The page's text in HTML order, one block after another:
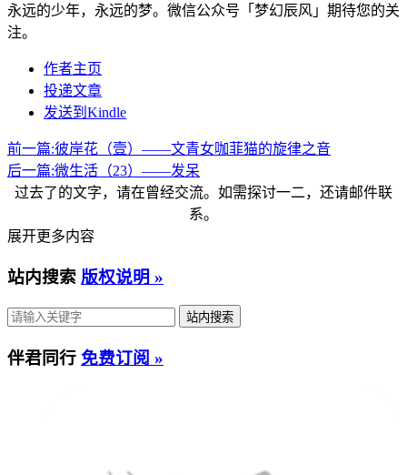
永远的少年，永远的梦。微信公众号「梦幻辰风」期待您的关
注。
作者主页
投递文章
发送到Kindle
前一篇:彼岸花（壹）——文青女咖菲猫的旋律之音
后一篇:微生活（23）——发呆
过去了的文字，请在曾经交流。如需探讨一二，还请邮件联
系。
展开更多内容
站内搜索 版权说明 »
伴君同行 免费订阅 »